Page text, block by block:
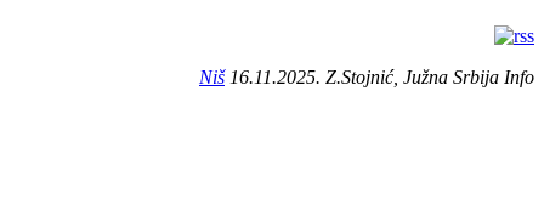
Niš16.11.2025. Z.Stojnić, Južna Srbija Info